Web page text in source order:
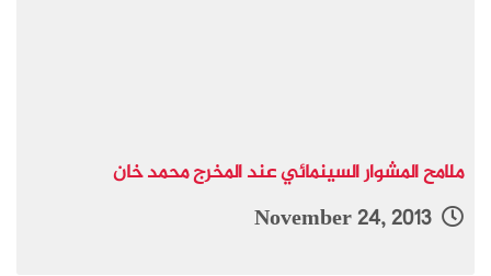
ملامح المشوار السينمائي عند المخرج محمد خان
November 24, 2013